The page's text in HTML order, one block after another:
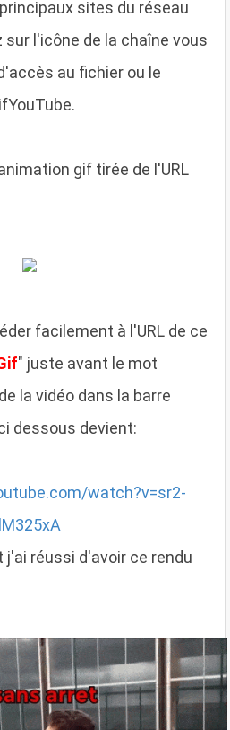
sites du réseau
l'icône de la chaîne vous
au fichier ou le
gif tirée de l'URL
facilement à l'URL de ce
" juste avant le mot
la vidéo dans la barre
dessous devient:
watch?v=sr2-
lM325xA
réussi d'avoir ce rendu